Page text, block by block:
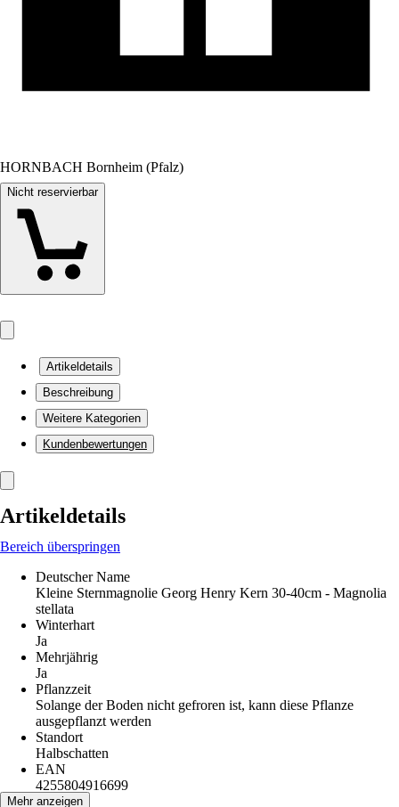
HORNBACH Bornheim (Pfalz)
Nicht reservierbar
Artikeldetails
Beschreibung
Weitere Kategorien
Kundenbewertungen
Artikeldetails
Bereich überspringen
Deutscher Name
Kleine Sternmagnolie Georg Henry Kern 30-40cm - Magnolia
stellata
Winterhart
Ja
Mehrjährig
Ja
Pflanzzeit
Solange der Boden nicht gefroren ist, kann diese Pflanze
ausgepflanzt werden
Standort
Halbschatten
EAN
4255804916699
Mehr anzeigen